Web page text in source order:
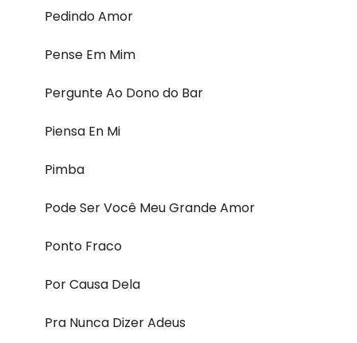
Pedindo Amor
Pense Em Mim
Pergunte Ao Dono do Bar
Piensa En Mi
Pimba
Pode Ser Você Meu Grande Amor
Ponto Fraco
Por Causa Dela
Pra Nunca Dizer Adeus